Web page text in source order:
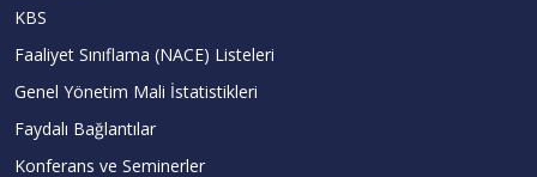
KBS
Faaliyet Sınıflama (NACE) Listeleri
Genel Yönetim Mali İstatistikleri
Faydalı Bağlantılar
Konferans ve Seminerler